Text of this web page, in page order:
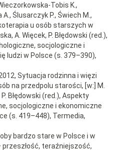
Tobis K.,
Ślusarczyk P., Świech M.,
u osób starszych w
A. Więcek, P. Błędowski (red.),
socjologiczne i
ludzi w Polsce (s. 379–390),
Sytuacja rodzinna i więzi
na przedpolu starości, [w:] M.
Błędowski (red.), Aspekty
socjologiczne i ekonomiczne
(s. 419–448), Termedia,
bardzo stare w Polsce i w
przeszłość, teraźniejszość,